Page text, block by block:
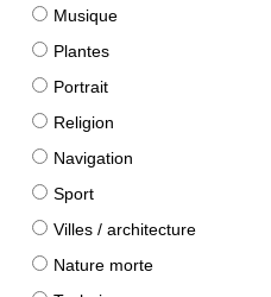
Musique
Plantes
Portrait
Religion
Navigation
Sport
Villes / architecture
Nature morte